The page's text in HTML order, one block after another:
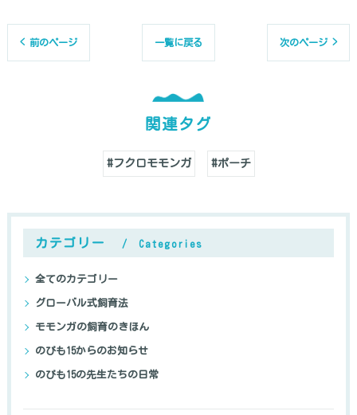
< 前のページ 一覧に戻る 次のページ >
関連タグ
#フクロモモンガ #ポーチ
カテゴリー Categories
全てのカテゴリー
グローバル式飼育法
モモンガの飼育のきほん
のびも15からのお知らせ
のびも15の先生たちの日常